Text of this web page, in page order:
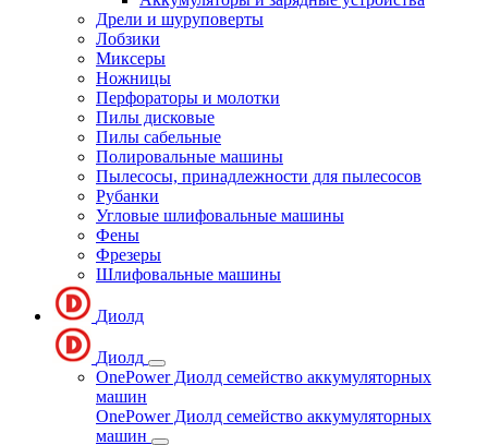
Дрели и шуруповерты
Лобзики
Миксеры
Ножницы
Перфораторы и молотки
Пилы дисковые
Пилы сабельные
Полировальные машины
Пылесосы, принадлежности для пылесосов
Рубанки
Угловые шлифовальные машины
Фены
Фрезеры
Шлифовальные машины
Диолд
Диолд
OnePower Диолд семейство аккумуляторных
машин
OnePower Диолд семейство аккумуляторных
машин